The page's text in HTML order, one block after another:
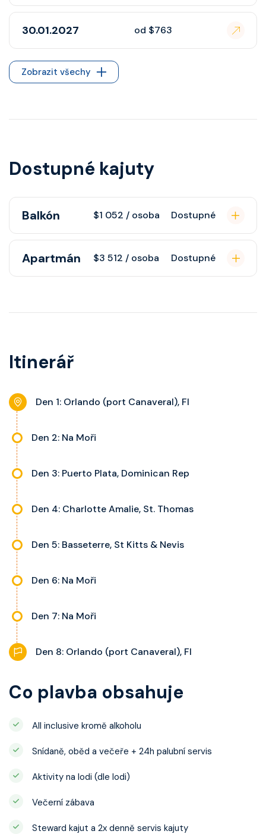
30.01.2027 od $763
Zobrazit všechy
Dostupné kajuty
Balkón $1 052 / osoba Dostupné
Kajuta s balkonem poskytuje
pohovku, fén, soukromou koupelnu
kajuty.
Apartmán $3 512 / osoba Dostupné
pohovku či více ložnicí podle
nastavitelnou klimatizaci,
noční stolky, trezor a balkon s
výhledem, velikost kajuty a balkonu
Itinerář
Den 1: Orlando (port Canaveral), Fl
Den 2: Na Moři
Den 3: Puerto Plata, Dominican Rep
Den 4: Charlotte Amalie, St. Thomas
Den 5: Basseterre, St Kitts & Nevis
Den 6: Na Moři
Den 7: Na Moři
Den 8: Orlando (port Canaveral), Fl
Co plavba obsahuje
All inclusive kromě alkoholu
Snídaně, oběd a večeře + 24h palubní servis
Aktivity na lodi (dle lodi)
Večerní zábava
Steward kajut a 2x denně servis kajuty